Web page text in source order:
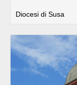
Diocesi di Susa